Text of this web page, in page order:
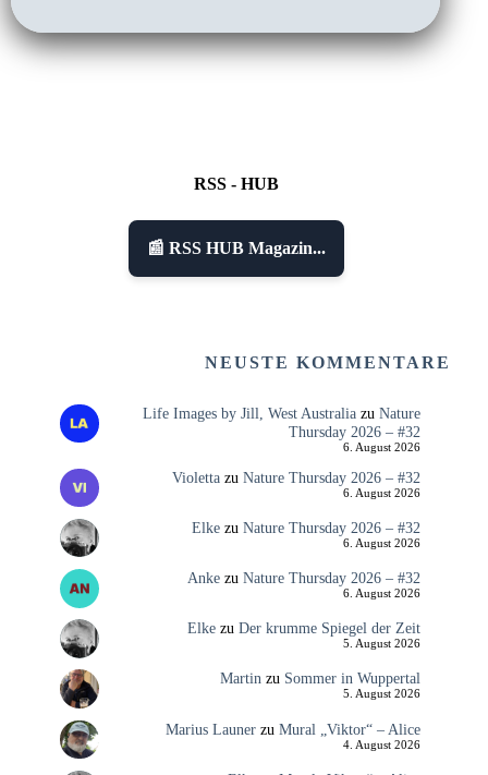
RSS - HUB
📰 RSS HUB Magazin...
NEUSTE KOMMENTARE
Life Images by Jill, West Australiazu Nature
Thursday 2026 – #32
6. August 2026
Violettazu Nature Thursday 2026 – #32
6. August 2026
Elkezu Nature Thursday 2026 – #32
6. August 2026
Ankezu Nature Thursday 2026 – #32
6. August 2026
Elkezu Der krumme Spiegel der Zeit
5. August 2026
Martinzu Sommer in Wuppertal
5. August 2026
Marius Launerzu Mural „Viktor“ – Alice
4. August 2026